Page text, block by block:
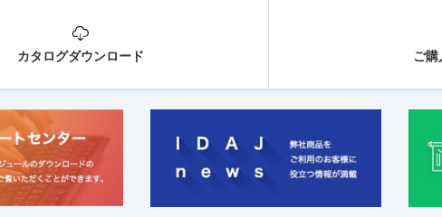
カタログダウンロード ご購